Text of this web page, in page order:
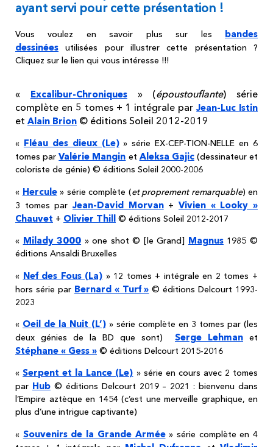
ayant servi pour cette présentation !
Vous voulez en savoir plus sur les bandes
dessinées utilisées pour illustrer cette présentation ?
Cliquez sur le lien qui vous intéresse !!!
« Excalibur-Chroniques» (époustouflante) série
complète en 5 tomes + 1 intégrale parJean-Luc Istin
et Alain Brion © éditions Soleil 2012-2019
« Fléau des dieux (Le)» série EX-CEP-TION-NELLE en 6
tomes parValérie Mangin et Aleksa Gajic(dessinateur et
coloriste de génie) © éditions Soleil 2000-2006
« Hercule» série complète (et proprement remarquable) en
3 tomes parJean-David Morvan+Vivien « Looky »
Chauvet + Olivier Thill © éditions Soleil 2012-2017
« Milady 3000 » one shot © [le Grand] Magnus1985 ©
éditions Ansaldi Bruxelles
« Nef des Fous (La) » 12 tomes + intégrale en 2 tomes +
hors série par Bernard « Turf » © éditions Delcourt 1993-
2023
« Oeil de la Nuit (L’) » série complète en 3 tomes par (les
deux génies de la BD que sont) Serge Lehman et
Stéphane « Gess » © éditions Delcourt 2015-2016
«Serpent et la Lance (Le) » série en cours avec 2 tomes
par Hub© éditions Delcourt 2019 – 2021 : bienvenu dans
l’Empire aztèque en 1454 (c’est une merveille graphique, en
plus d’une intrigue captivante)
« Souvenirs de la Grande Armée» série complète en 4